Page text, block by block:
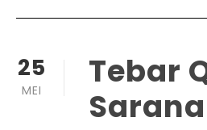
25
MEI
Tebar